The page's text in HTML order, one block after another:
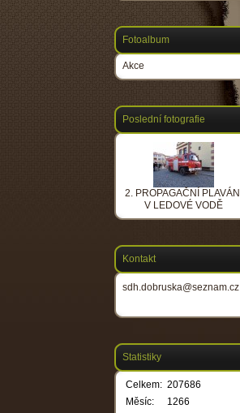
Fotoalbum
Akce
Poslední fotografie
2. PROPAGAČNÍ PLAVÁNÍ
V LEDOVÉ VODĚ
Kontakt
sdh.dobruska@seznam.cz
Statistiky
Celkem: 207686
Měsíc:
1266